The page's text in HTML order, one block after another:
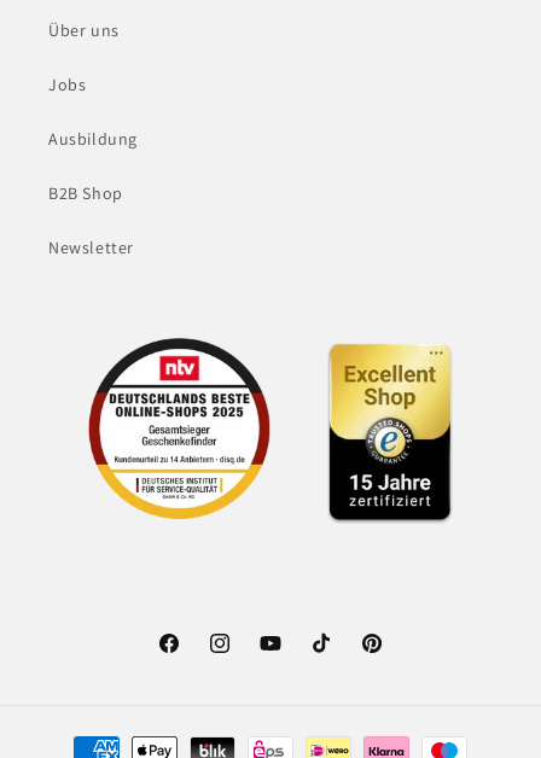
Über uns
Jobs
Ausbildung
B2B Shop
Newsletter
FacebookInstagramYouTubeTikTok Pinterest
Zahlungsmethoden